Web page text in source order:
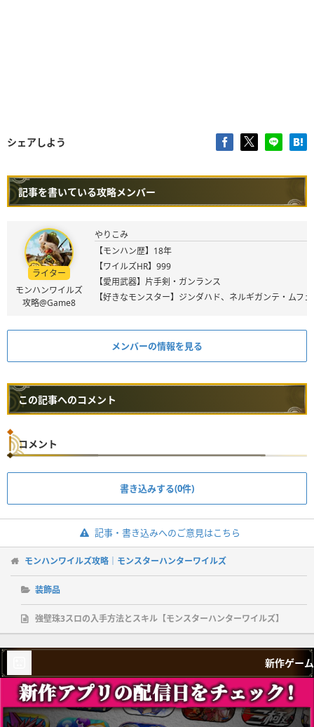
シェアしよう
記事を書いている攻略メンバー
ライター
モンハンワイルズ
攻略@Game8
やりこみ
【モンハン歴】18年
【ワイルズHR】999
【愛用武器】片手剣・ガンランス
【好きなモンスター】ジンダハド、ネルギガンテ・ムフ
メンバーの情報を見る
この記事へのコメント
コメント
書き込みする(0件)
記事・書き込みへのご意見はこちら
モンハンワイルズ攻略｜モンスターハンターワイルズ
装飾品
強壁珠3スロの入手方法とスキル【モンスターハンターワイルズ】
新作ゲーム